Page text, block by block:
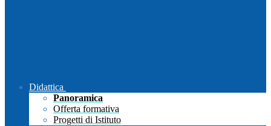
Didattica
Panoramica
Offerta formativa
Progetti di Istituto